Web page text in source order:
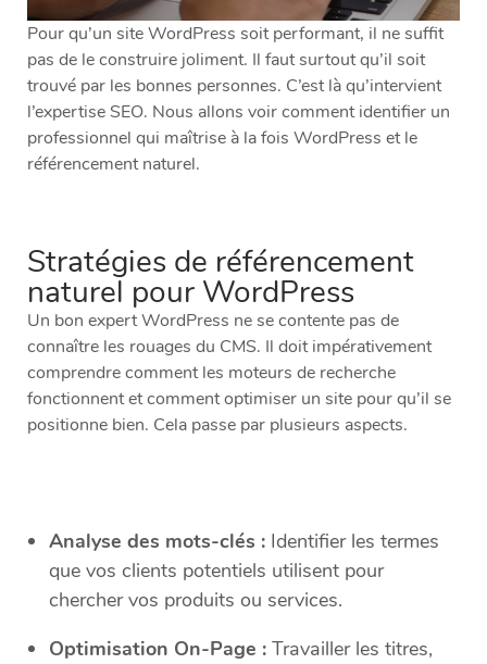
Pour qu’un site WordPress soit performant, il ne suffit
pas de le construire joliment. Il faut surtout qu’il soit
trouvé par les bonnes personnes. C’est là qu’intervient
l’expertise SEO. Nous allons voir comment identifier un
professionnel qui maîtrise à la fois WordPress et le
référencement naturel.
Stratégies de référencement
naturel pour WordPress
Un bon expert WordPress ne se contente pas de
connaître les rouages du CMS. Il doit impérativement
comprendre comment les moteurs de recherche
fonctionnent et comment optimiser un site pour qu’il se
positionne bien. Cela passe par plusieurs aspects.
Analyse des mots-clés : Identifier les termes
que vos clients potentiels utilisent pour
chercher vos produits ou services.
Optimisation On-Page : Travailler les titres,